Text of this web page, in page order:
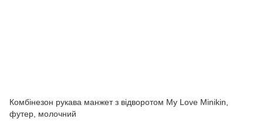
Комбінезон рукава манжет з відворотом My Love Minikin,
футер, молочний